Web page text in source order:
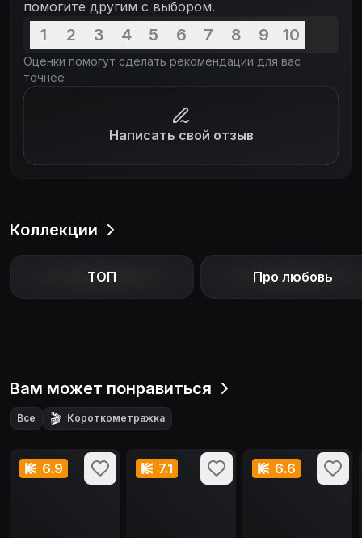
помогите другим с выбором.
1 2 3 4 5 6 7 8 9 10
Оценки помогут сделать рекомендации для вас
точнее
Написать свой отзыв
Коллекции
ТОП Про любовь
Вам может понравиться
Все 🎬 Короткометражка
6.9 7.1 6.6